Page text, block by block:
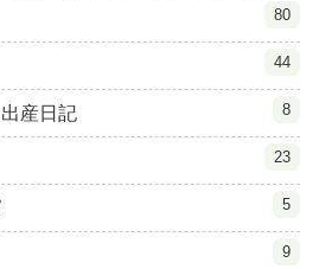
80
44
産日記 8
23
5
9